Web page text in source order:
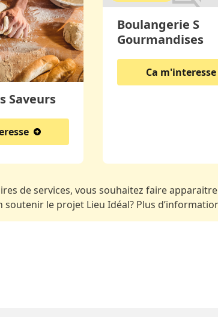
Saveurs
Boulangerie S
Gourmandises
Ca m'interesse
de services, vous souhaitez faire
soutenir le projet Lieu Idéal? Plus